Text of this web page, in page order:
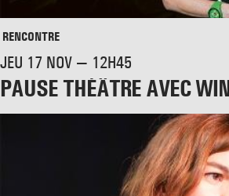
RENCONTRE
JEU 17 NOV — 12H45
PAUSE THÉÂTRE AVEC